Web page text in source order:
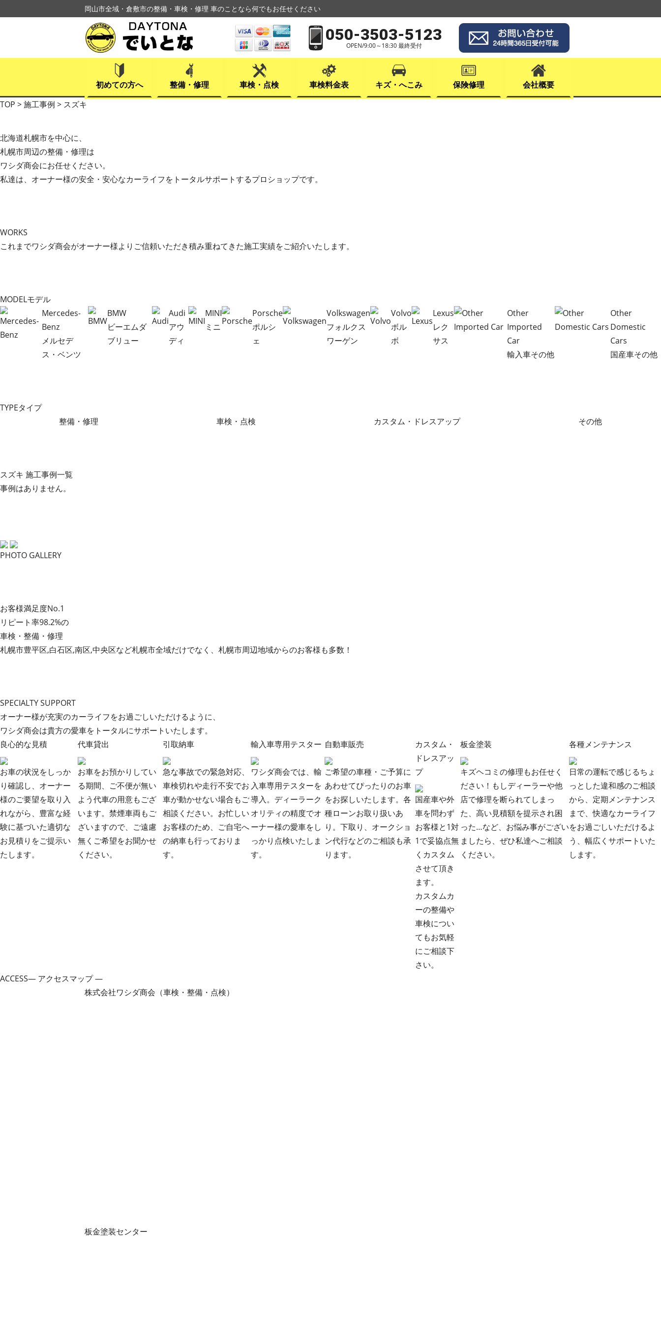
岡山市全域・倉敷市の整備・車検・修理 車のことなら何でもお任せください
050-3503-5123
OPEN/9:00～18:30 最終受付
初めての方へ 整備・修理 車検・点検 車検料金表 キズ・へこみ 保険修理
会社概要
TOP >施工事例 > スズキ
北海道札幌市を中心に、
札幌市周辺の整備・修理は
ワシダ商会にお任せください。
私達は、オーナー様の安全・安心なカーライフをトータルサポートするプロショップです。
WORKS
これまでワシダ商会がオーナー様よりご信頼いただき積み重ねてきた施工実績をご紹介いたします。
MODELモデル
Mercedes-
Benz
メルセデ
ス・ベンツ
BMW
ビーエムダ
ブリュー
Audi
アウ
ディ
MINI
ミニ
Porsche
ポルシ
ェ
Volkswagen
フォルクス
ワーゲン
Volvo
ボル
ボ
Lexus
レク
サス
Other
Imported
Car
輸入車その他
Other
Domestic
Cars
国産車その他
TYPEタイプ
整備・修理
車検・点検 カスタム・ドレスアップ その他
スズキ 施工事例一覧
事例はありません。
PHOTO GALLERY
お客様満足度No.1
リピート率98.2%の
車検・整備・修理
札幌市豊平区,白石区,南区,中央区など札幌市全域だけでなく、札幌市周辺地域からのお客様も多数！
SPECIALTY SUPPORT
オーナー様が充実のカーライフをお過ごしいただけるように、
ワシダ商会は貴方の愛車をトータルにサポートいたします。
良心的な見積
お車の状況をしっか
り確認し、オーナー
様のご要望を取り入
れながら、豊富な経
験に基づいた適切な
お見積りをご提示い
たします。
代車貸出
お車をお預かりしてい
る期間、ご不便が無い
よう代車の用意もござ
います。禁煙車両もご
ざいますので、ご遠慮
無くご希望をお聞かせ
ください。
引取納車
急な事故での緊急対応、
車検切れや走行不安でお
車が動かせない場合もご
相談ください。お忙しい
お客様のため、ご自宅へ
の納車も行っておりま
す。
輸入車専用テスター
ワシダ商会では、輸
入車専用テスターを
導入。ディーラーク
オリティの精度でオ
ーナー様の愛車をし
っかり点検いたしま
す。
自動車販売
ご希望の車種・ご予算に
あわせてぴったりのお車
をお探しいたします。各
種ローンお取り扱いあ
り。下取り、オークショ
ン代行などのご相談も承
ります。
カスタム・
ドレスアッ
プ
国産車や外
車を問わず
お客様と1対
1で妥協点無
くカスタム
させて頂き
ます。
カスタムカ
ーの整備や
車検につい
てもお気軽
にご相談下
さい。
板金塗装
キズヘコミの修理もお任せく
ださい！もしディーラーや他
店で修理を断られてしまっ
た、高い見積額を提示され困
った…など、お悩み事がござい
ましたら、ぜひ私達へご相談
ください。
各種メンテナンス
日常の運転で感じるちょ
っとした違和感のご相談
から、定期メンテナンス
まで、快適なカーライフ
をお過ごしいただけるよ
う、幅広くサポートいた
します。
ACCESS― アクセスマップ ―
株式会社ワシダ商会（車検・整備・点検）
板金塗装センター